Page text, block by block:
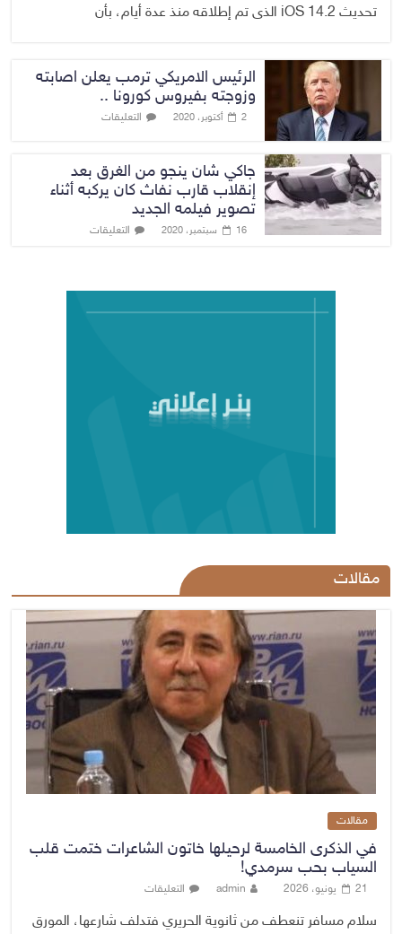
تحديث iOS 14.2 الذى تم إطلاقه منذ عدة أيام، بأن
الرئيس الامريكي ترمب يعلن اصابته
وزوجته بفيروس كورونا ..
2 أكتوبر، 2020 التعليقات
جاكي شان ينجو من الغرق بعد
إنقلاب قارب نفاث كان يركبه أثناء
تصوير فيلمه الجديد
16 سبتمبر، 2020 التعليقات
مقالات
مقالات
في الذكرى الخامسة لرحيلها خاتون الشاعرات ختمت قلب
السياب بحب سرمدي!
21 يونيو، 2026 admin التعليقات
سلام مسافر تنعطف من ثانوية الحريري فتدلف شارعها، المورق